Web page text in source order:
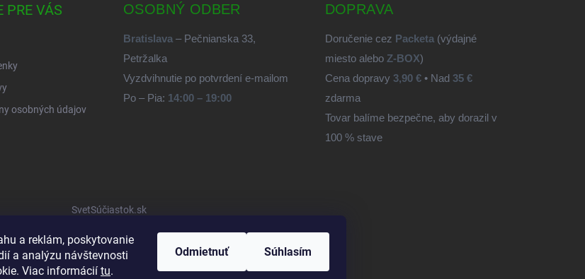
a reklám, poskytovanie
a analýzu návštevnosti
Viac informácií tu.
Odmietnuť Súhlasím
PRE VÁS
osobných údajov
OSOBNÝ ODBER
Bratislava – Pečnianska 33,
Petržalka
Vyzdvihnutie po potvrdení e-mailom
Po – Pia: 14:00 – 19:00
DOPRAVA
Doručenie cez Packeta(výdajné
miesto alebo Z-BOX)
Cena dopravy 3,90 €• Nad 35 €
zdarma
Tovar balíme bezpečne, aby dorazil v
100 % stave
SvetSúčiastok.sk